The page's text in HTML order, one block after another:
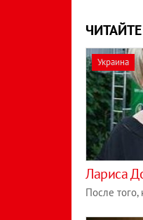
Украина
Лариса
После того,